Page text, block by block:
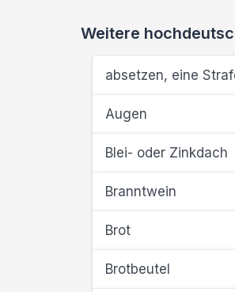
Weitere
absetzen, eine
Augen
Blei- oder Zinkdach
Branntwein
Brot
Brotbeutel